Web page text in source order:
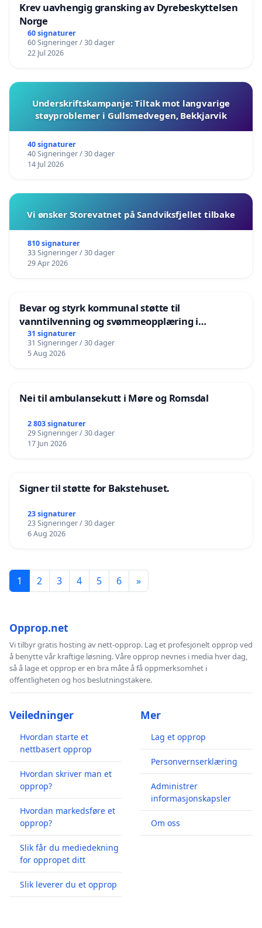
Krev uavhengig gransking av Dyrebeskyttelsen
Norge
60 signaturer
60 Signeringer / 30 dager
22 Jul 2026
Underskriftskampanje: Tiltak mot langvarige
støyproblemer i Gullsmedvegen, Bekkjarvik
40 signaturer
40 Signeringer / 30 dager
14 Jul 2026
Vi ønsker Storevatnet på Sandviksfjellet tilbake
810 signaturer
33 Signeringer / 30 dager
29 Apr 2026
Bevar og styrk kommunal støtte til
vanntilvenning og svømmeopplæring i
barnehagene i Haugesund
31 signaturer
31 Signeringer / 30 dager
5 Aug 2026
Nei til ambulansekutt i Møre og Romsdal
2 803 signaturer
29 Signeringer / 30 dager
17 Jun 2026
Signer til støtte for Bakstehuset.
23 signaturer
23 Signeringer / 30 dager
6 Aug 2026
1 2 3 4 5 6 »
Opprop.net
Vi tilbyr gratis hosting av nett-opprop. Lag et profesjonelt opprop ved
å benytte vår kraftige løsning. Våre opprop nevnes i media hver dag,
så å lage et opprop er en bra måte å få oppmerksomhet i
offentligheten og hos beslutningstakere.
Veiledninger
Hvordan starte et
nettbasert opprop
Hvordan skriver man et
opprop?
Hvordan markedsføre et
opprop?
Slik får du mediedekning
for oppropet ditt
Slik leverer du et opprop
Mer
Lag et opprop
Personvernserklæring
Administrer
informasjonskapsler
Om oss